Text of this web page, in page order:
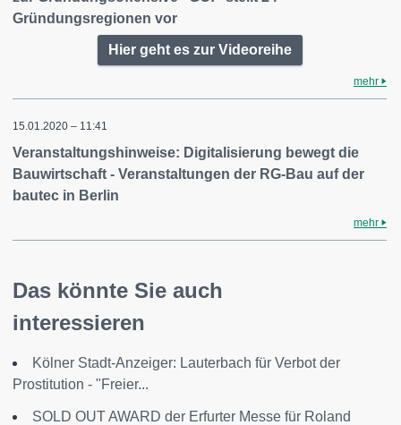
Gründungsregionen vor
Hier geht es zur Videoreihe
mehr
15.01.2020 – 11:41
Veranstaltungshinweise: Digitalisierung bewegt die
Bauwirtschaft - Veranstaltungen der RG-Bau auf der
bautec in Berlin
mehr
Das könnte Sie auch
interessieren
Kölner Stadt-Anzeiger: Lauterbach für Verbot der
Prostitution - "Freier...
SOLD OUT AWARD der Erfurter Messe für Roland